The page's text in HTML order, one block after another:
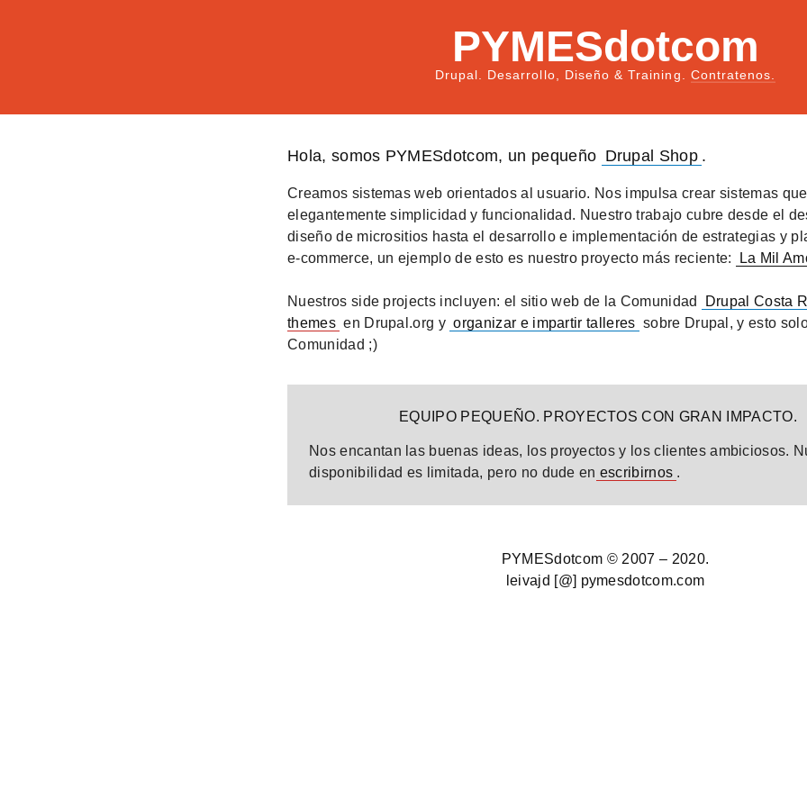
PYMESdotcom
Drupal. Desarrollo, Diseño & Training. Contratenos.
Hola, somos PYMESdotcom, un pequeño Drupal Shop .
Creamos sistemas web orientados al usuario. Nos impulsa crear sistemas
elegantemente simplicidad y funcionalidad. Nuestro trabajo cubre desde el
diseño de micrositios hasta el desarrollo e implementación de estrategias y
e-commerce, un ejemplo de esto es nuestro proyecto más reciente:
La Mil
Nuestros side projects incluyen: el sitio web de la Comunidad Drupal Costa
themes en Drupal.org y organizar e impartir talleres sobre Drupal, y esto
Comunidad ;)
EQUIPO PEQUEÑO. PROYECTOS CON GRAN IMPACTO.
Nos encantan las buenas ideas, los proyectos y los clientes ambiciosos.
disponibilidad es limitada, pero no dude en escribirnos .
PYMESdotcom © 2007 – 2020.
leivajd [@] pymesdotcom.com